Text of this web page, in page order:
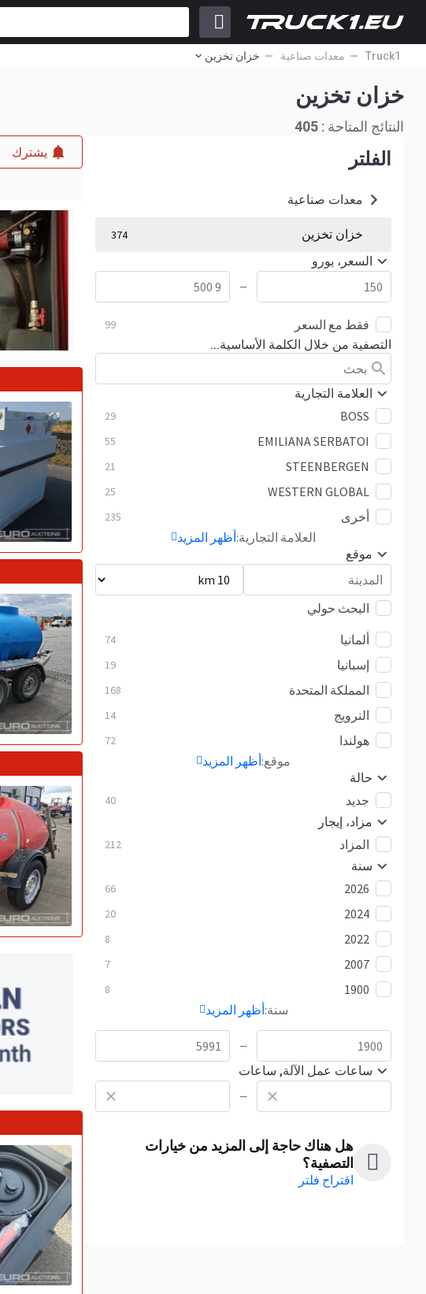
Truck1 معدات صناعية خزان تخزين
خزان تخزين
النتائج المتاحة : 405
الفلتر
معدات صناعية
خزان تخزين 374
السعر، يورو
—
فقط مع السعر 99
التصفية من خلال الكلمة الأساسية...
العلامة التجارية
BOSS
29
EMILIANA SERBATOI
55
STEENBERGEN
21
WESTERN GLOBAL
25
أخرى 235
العلامة التجارية:أظهر المزيد
موقع
البحث حولي
ألمانيا
74
إسبانيا 19
المملكة المتحدة 168
النرويج 14
هولندا 72
موقع:أظهر المزيد
حالة
جديد 40
مزاد، إيجار
المزاد 212
سنة
2026
66
2024
20
2022
8
2007
7
1900
8
سنة:أظهر المزيد
—
ساعات عمل الآلة, ساعات
—
هل هناك حاجة إلى المزيد من خيارات
التصفية؟
اقتراح فلتر
يشترك